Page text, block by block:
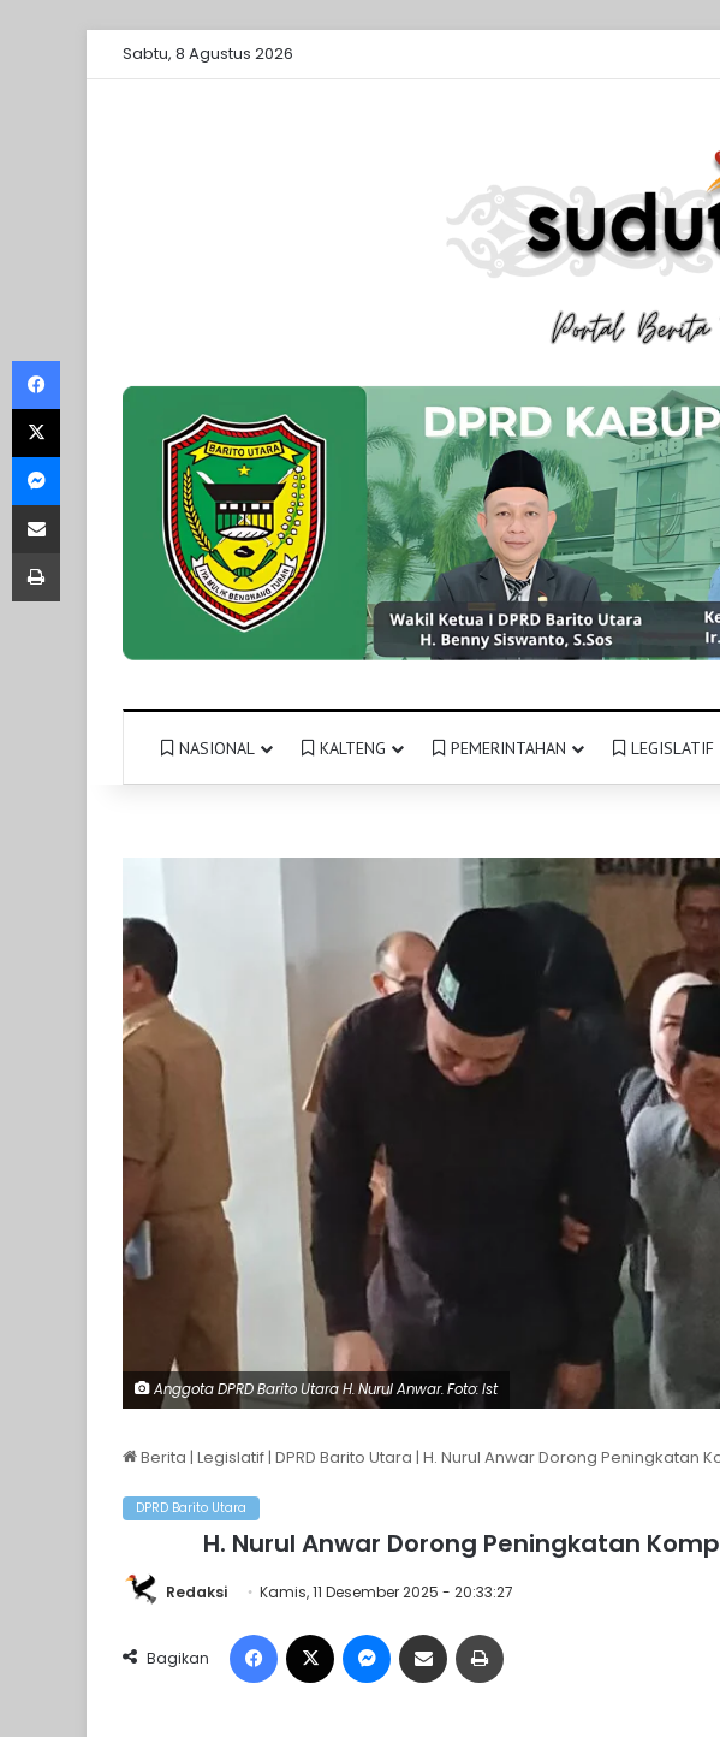
Sabtu, 8 Agustus 2026
NASIONAL KALTENG PEMERINTAHAN LEGISLATIF
Anggota DPRD Barito Utara H. Nurul Anwar. Foto: Ist
Berita | Legislatif| DPRD Barito Utara | H. Nurul Anwar Dorong Peningkatan
DPRD Barito Utara
H. Nurul Anwar Dorong Peningkatan
Redaksi Kamis, 11 Desember 2025 - 20:33:27
Bagikan
Facebook Messenger
Share via Email
Facebook
X
Messenger
Share via Email